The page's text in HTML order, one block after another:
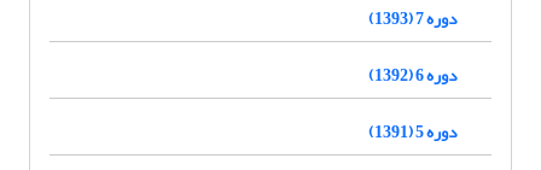
دوره 7 (1393)
دوره 6 (1392)
دوره 5 (1391)